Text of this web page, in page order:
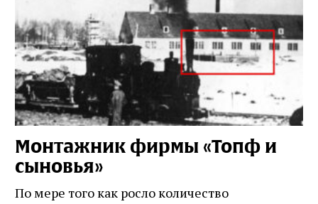
Монтажник фирмы «Топф и
сыновья»
По мере того как росло количество